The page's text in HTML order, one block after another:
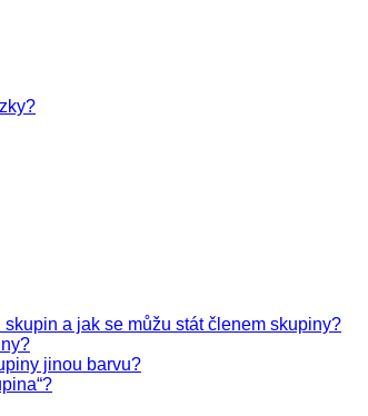
a jak se můžu stát členem skupiny?
jinou barvu?